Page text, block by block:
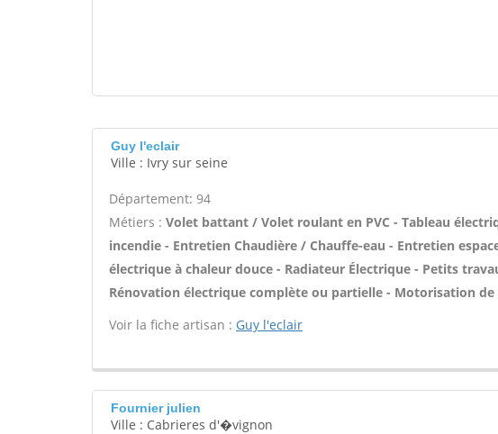
Guy l'eclair
Ville : Ivry sur seine
Département: 94
Métiers : Volet battant / Volet roulant en PVC - Tableau
incendie - Entretien Chaudière / Chauffe-eau - Entretien
électrique à chaleur douce - Radiateur Électrique - Petits
Rénovation électrique complète ou partielle - Motorisation
Voir la fiche artisan : Guy l'eclair
Fournier julien
Ville : Cabrieres d'�vignon